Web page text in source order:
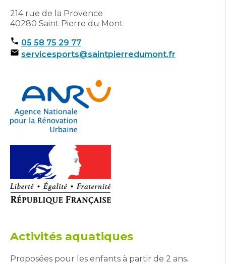
214 rue de la Provence
40280 Saint Pierre du Mont
05 58 75 29 77
servicesports@saintpierredumont.fr
Activités aquatiques
Proposées pour les enfants à partir de 2 ans.